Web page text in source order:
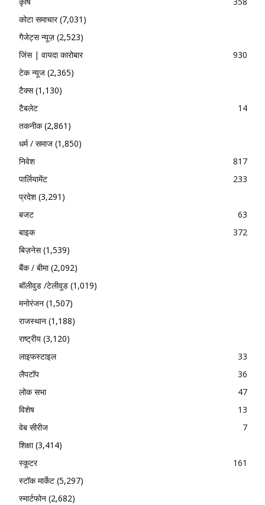
कोटा समाचार(7,031)
गैजेट्स न्यूज़ (2,523)
जिंस | वायदा कारोबार
930
टेक न्यूज (2,365)
टैक्स(1,130)
टैबलेट
14
तकनीक(2,861)
धर्म / समाज (1,850)
निवेश
817
पार्लियामेंट
233
प्रदेश(3,291)
बजट
63
बाइक
372
बिज़नेस(1,539)
बैंक / बीमा(2,092)
बॉलीवुड /टेलीवुड (1,019)
मनोरंजन (1,507)
राजस्थान (1,188)
राष्ट्रीय (3,120)
लाइफस्टाइल
33
लैपटॉप
36
लोक सभा
47
विशेष
13
वेब सीरीज
7
शिक्षा(3,414)
स्कूटर
161
स्टॉक मार्केट (5,297)
स्मार्टफोन (2,682)